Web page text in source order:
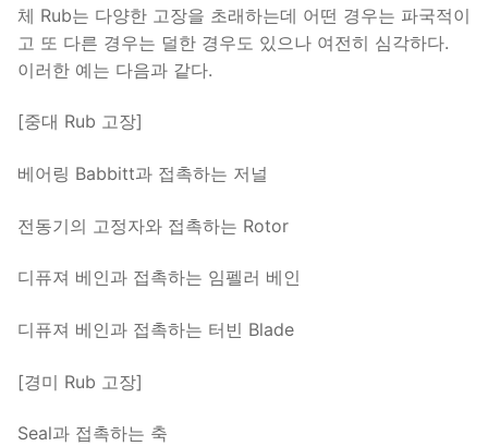
체 Rub는 다양한 고장을 초래하는데 어떤 경우는 파국적이
고 또 다른 경우는 덜한 경우도 있으나 여전히 심각하다.
이러한 예는 다음과 같다.
[중대 Rub 고장]
베어링 Babbitt과 접촉하는 저널
전동기의 고정자와 접촉하는 Rotor
디퓨져 베인과 접촉하는 임펠러 베인
디퓨져 베인과 접촉하는 터빈 Blade
[경미 Rub 고장]
Seal과 접촉하는 축